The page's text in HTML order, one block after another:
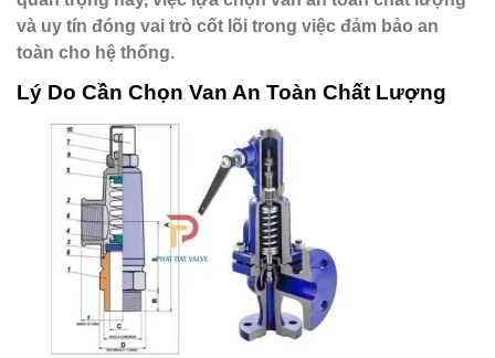
và uy tín đóng vai trò cốt lõi trong việc đảm bảo an
toàn cho hệ thống.
Lý Do Cần Chọn Van An Toàn Chất Lượng